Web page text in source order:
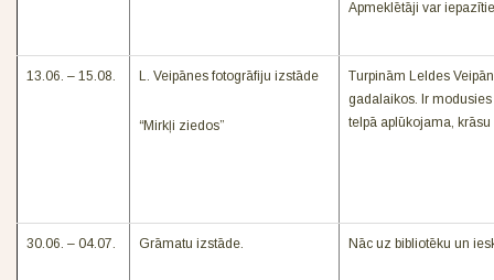
Apmeklētāji var
13.06. – 15.08. L. Veipānes fotogrāfiju izstāde
“Mirkļi ziedos”
Turpinām Leldes
gadalaikos. Ir
telpā aplūkojama,
30.06. – 04.07. Grāmatu izstāde. Nāc uz bibliotēku un